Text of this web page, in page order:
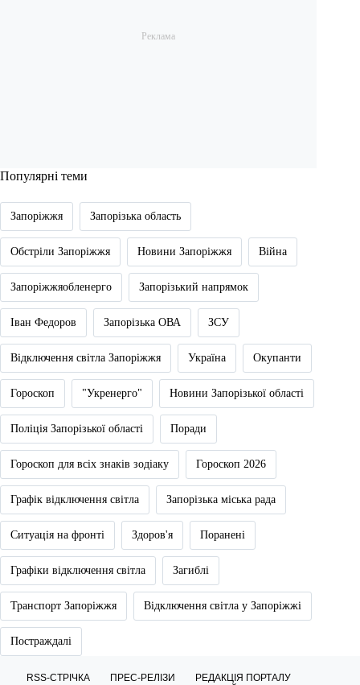
Популярні теми
Запоріжжя Запорізька область
Обстріли Запоріжжя Новини Запоріжжя Війна
Запоріжжяобленерго Запорізький напрямок
Іван Федоров Запорізька ОВА ЗСУ
Відключення світла Запоріжжя Україна Окупанти
Гороскоп "Укренерго" Новини Запорізької області
Поліція Запорізької області Поради
Гороскоп для всіх знаків зодіаку Гороскоп 2026
Графік відключення світла Запорізька міська рада
Ситуація на фронті Здоров'я Поранені
Графіки відключення світла Загиблі
Транспорт Запоріжжя Відключення світла у Запоріжжі
Постраждалі
RSS-СТРІЧКА ПРЕС-РЕЛІЗИ
РЕДАКЦІЯ ПОРТАЛУ